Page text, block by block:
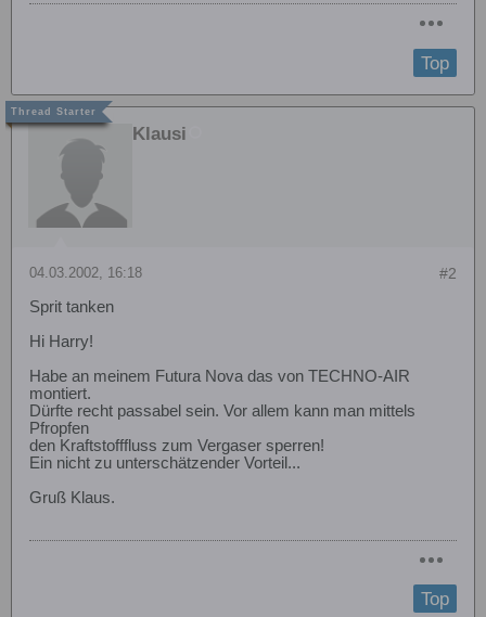
Top
Klausi
#2
04.03.2002, 16:18
Sprit tanken
Hi Harry!
Habe an meinem Futura Nova das von TECHNO-AIR
montiert.
Dürfte recht passabel sein. Vor allem kann man mittels
Pfropfen
den Kraftstofffluss zum Vergaser sperren!
Ein nicht zu unterschätzender Vorteil...
Gruß Klaus.
Top